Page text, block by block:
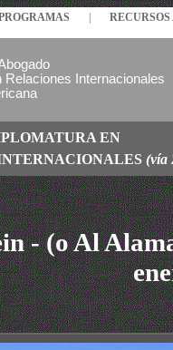
Internacionales
EN
(vía
-(o Al